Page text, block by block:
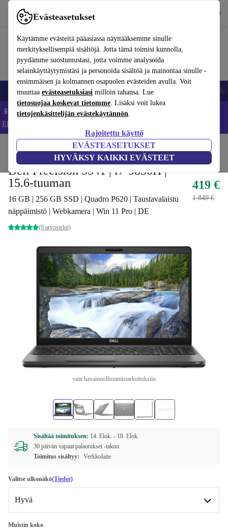
Evästeasetukset
Käytämme evästeitä pääasiassa näyttääksemme sinulle
merkityksellisempiä sisältöjä. Jotta tämä toimisi kunnolla,
pyydämme suostumustasi, jotta voimme analysoida
selainkäyttäytymistäsi ja personoida sisältöä ja mainontaa sinulle -
ensimmäisen ja kolmannen osapuolen evästeiden avulla. Voit
muuttaa evästeasetuksiasi milloin tahansa. Lue
tietosuojaa koskevat tietomme. Lisäksi voit lukea
tietojenkäsittelijän evästekäytännön.
Rajoitettu käyttö
EVÄSTEASETUKSET
HYVÄKSY KAIKKI EVÄSTEET
Käytä refurbed-palvelua nopeasti ja helposti
Matkapuhelimet ja älypuhelimet Kannettavat tietokoneet
📱 Säästä 5 % LISÄÄ iPhoneista – Koodi: IPHONEDEAL –
Ehdot ja säännöt
Kannettavat tietokoneet Dellin kannettavat tietokoneet
Dell Precision 3541 | i7-9850H |
15.6-tuuman
16 GB | 256 GB SSD | Quadro P620 | Taustavalaistu
näppäimistö | Webkamera | Win 11 Pro | DE
(9 arvostelut)
419 €
1 849 €
vain havainnollistamistarkoituksiin
Sisältää toimituksen: 14. Elok. - 18. Elok.
30 päivän vapaat palautukset -takuu
Toimitus sisältyy:
Verkkolaite
Valitse ulkonäkö(Tiedot)
Hyvä
Hyvä
Muistin koko